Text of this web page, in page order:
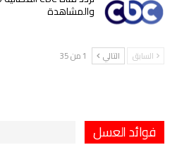
والمشاهدة
السابق التالي 1 من 35
فوائد العسل